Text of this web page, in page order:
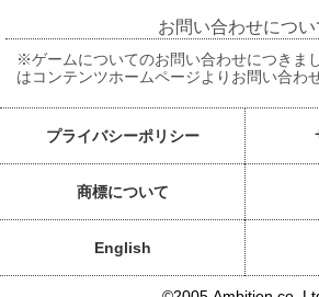
お問い合わせについ
※ゲームについてのお問い合わせにつきま
はコンテンツホームページよりお問い合わ
プライバシーポリシー
商標について
English